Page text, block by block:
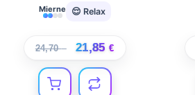
Mierne 😌 Relax
24,70€ 21,85 €